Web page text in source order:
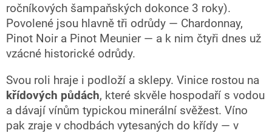
ročníkových šampaňských dokonce 3 roky).
Povolené jsou hlavně tři odrůdy — Chardonnay,
Pinot Noir a Pinot Meunier — a k nim čtyři dnes už
vzácné historické odrůdy.
Svou roli hraje i podloží a sklepy. Vinice rostou na
křídových půdách, které skvěle hospodaří s vodou
a dávají vínům typickou minerální svěžest. Víno
pak zraje v chodbách vytesaných do křídy — v